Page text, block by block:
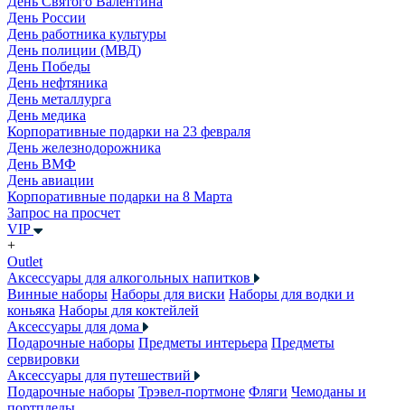
День России
День работника культуры
День полиции (МВД)
День Победы
День нефтяника
День металлурга
День медика
Корпоративные подарки на 23 февраля
День железнодорожника
День ВМФ
День авиации
Корпоративные подарки на 8 Марта
Запрос на просчет
VIP
+
Outlet
Аксессуары для алкогольных напитков
Винные наборы Наборы для виски Наборы для водки и
коньяка Наборы для коктейлей
Аксессуары для дома
Подарочные наборы Предметы интерьера Предметы
сервировки
Аксессуары для путешествий
Подарочные наборы Трэвел-портмоне Фляги Чемоданы и